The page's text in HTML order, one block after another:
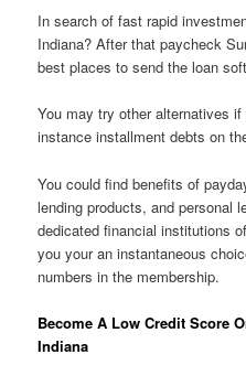
In search of fast rapid
Indiana? After that paycheck
best places to send the loan
You may try other alternatives
instance installment debts on
You could find benefits of
lending products, and personal
dedicated financial institutions
you your an instantaneous
numbers in the membership.
Become A Low Credit Score
Indiana